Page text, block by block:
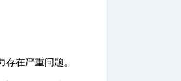
在严重问题。